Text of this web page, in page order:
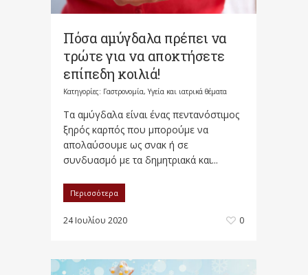
Πόσα αμύγδαλα πρέπει να
τρώτε για να αποκτήσετε
επίπεδη κοιλιά!
Κατηγορίες: Γαστρονομία, Υγεία και ιατρικά θέματα
Τα αμύγδαλα είναι ένας πεντανόστιμος
ξηρός καρπός που μπορούμε να
απολαύσουμε ως σνακ ή σε
συνδυασμό με τα δημητριακά και...
Περισσότερα
24 Ιουλίου 2020 0